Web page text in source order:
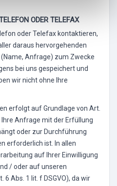
ODER TELEFAX
oder Telefax kontaktieren,
daraus hervorgehenden
Anfrage) zum Zwecke
bei uns gespeichert und
wir nicht ohne Ihre
erfolgt auf Grundlage von Art.
Ihre Anfrage mit der Erfüllung
oder zur Durchführung
erforderlich ist. In allen
auf Ihrer Einwilligung
/ oder auf unseren
Abs. 1 lit. f DSGVO), da wir